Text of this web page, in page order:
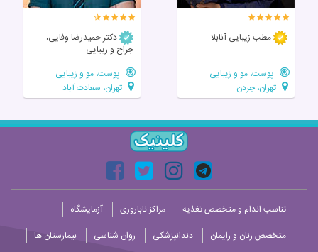
مطب زیبایی آنابلا
پوست، مو و زیبایی
تهران، جردن
دکتر حمیدرضا وفایی،
جراح و زیبایی
پوست، مو و زیبایی
تهران، سعادت آباد
تناسب اندام و متخصص تغذیه مراکز ناباروری
آزمایشگاه
متخصص زنان و زایمان
دندانپزشکی روان شناسی
بیمارستان ها